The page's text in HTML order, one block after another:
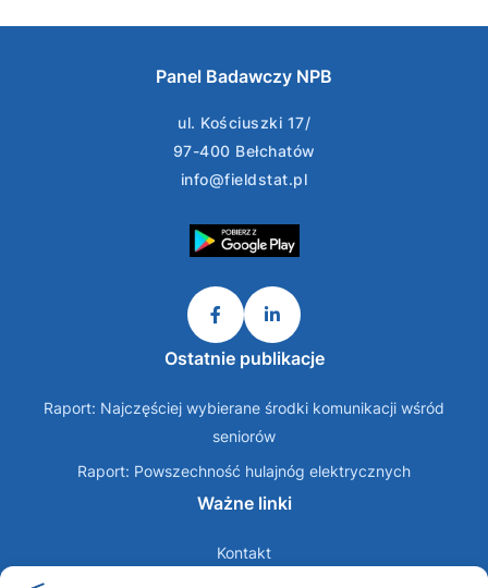
Panel Badawczy NPB
ul. Kościuszki 17/
97-400 Bełchatów
info@fieldstat.pl
Ostatnie publikacje
Raport: Najczęściej wybierane środki komunikacji wśród
seniorów
Raport: Powszechność hulajnóg elektrycznych
Ważne linki
Kontakt